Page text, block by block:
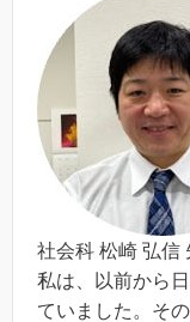
社会科 松崎 弘信
私は、以前から
ていました。そ